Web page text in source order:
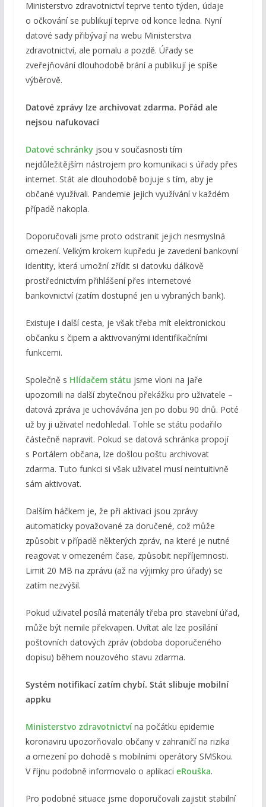
Ministerstvo zdravotnictví teprve tento týden, údaje
o očkování se publikují teprve od konce ledna. Nyní
datové sady přibývají na webu Ministerstva
zdravotnictví, ale pomalu a pozdě. Úřady se
zveřejňování dlouhodobě brání a publikují je spíše
výběrově.
Datové zprávy lze archivovat zdarma. Pořád ale
nejsou nafukovací
Datové schránkyjsou v současnosti tím
nejdůležitějším nástrojem pro komunikaci s úřady přes
internet. Stát ale dlouhodobě bojuje s tím, aby je
občané využívali. Pandemie jejich využívání v každém
případě nakopla.
Doporučovali jsme proto odstranit jejich nesmyslná
omezení. Velkým krokem kupředu je zavedení bankovní
identity, která umožní zřídit si datovku dálkově
prostřednictvím přihlášení přes internetové
bankovnictví (zatím dostupné jen u vybraných bank).
Existuje i další cesta, je však třeba mít elektronickou
občanku s čipem a aktivovanými identifikačními
funkcemi.
Společně s Hlídačem státu jsme vloni na jaře
upozornili na další zbytečnou překážku pro uživatele –
datová zpráva je uchovávána jen po dobu 90 dnů. Poté
už by ji uživatel nedohledal. Tohle se státu podařilo
částečně napravit. Pokud se datová schránka propojí
s Portálem občana, lze došlou poštu archivovat
zdarma. Tuto funkci si však uživatel musí neintuitivně
sám aktivovat.
Dalším háčkem je, že při aktivaci jsou zprávy
automaticky považované za doručené, což může
způsobit v případě některých zpráv, na které je nutné
reagovat v omezeném čase, způsobit nepříjemnosti.
Limit 20 MB na zprávu (až na výjimky pro úřady) se
zatím nezvýšil.
Pokud uživatel posílá materiály třeba pro stavební úřad,
může být nemile překvapen. Uvítat ale lze posílání
poštovních datových zpráv (obdoba doporučeného
dopisu) během nouzového stavu zdarma.
Systém notifikací zatím chybí. Stát slibuje mobilní
appku
Ministerstvo zdravotnictvína počátku epidemie
koronaviru upozorňovalo občany v zahraničí na rizika
a omezení po dohodě s mobilními operátory SMSkou.
V říjnu podobně informovalo o aplikaci eRouška.
Pro podobné situace jsme doporučovali zajistit stabilní